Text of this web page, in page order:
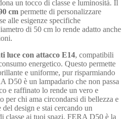
un tocco di classe e luminosità. Il
cm permette di personalizzare
alle esigenze specifiche
di 50 cm lo rende adatto anche
luce con attacco E14, compatibili
energetico. Questo permette
e uniforme, pur risparmiando
D50 è un lampadario che non passa
e raffinato lo rende un vero e
per chi ama circondarsi di bellezza e
design e stai cercando un
classe ai tuoi spazi, FERA D50 è la